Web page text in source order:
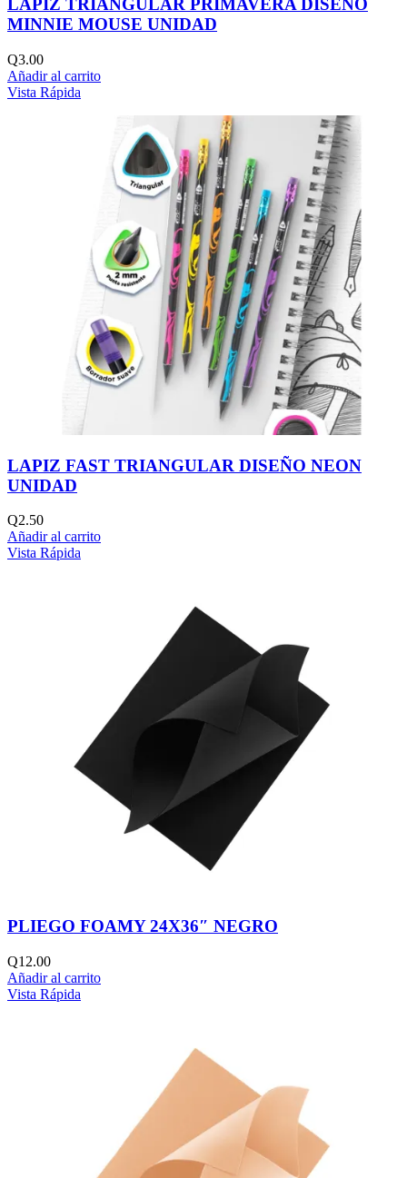
LAPIZ TRIANGULAR PRIMAVERA DISEÑO
MINNIE MOUSE UNIDAD
Q3.00
Añadir al carrito
Vista Rápida
LAPIZ FAST TRIANGULAR DISEÑO NEON
UNIDAD
Q2.50
Añadir al carrito
Vista Rápida
PLIEGO FOAMY 24X36″ NEGRO
Q12.00
Añadir al carrito
Vista Rápida